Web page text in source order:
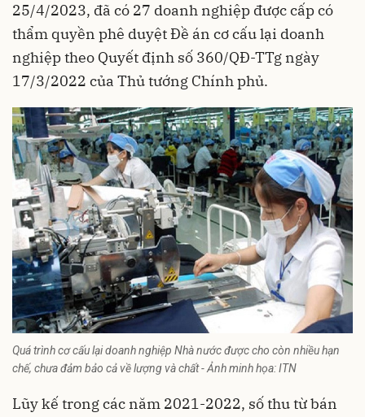
25/4/2023, đã có 27 doanh nghiệp được cấp có
thẩm quyền phê duyệt Đề án cơ cấu lại doanh
nghiệp theo Quyết định số 360/QĐ-TTg ngày
17/3/2022 của Thủ tướng Chính phủ.
Quá trình cơ cấu lại doanh nghiệp Nhà nước được cho còn nhiều hạn
chế, chưa đảm bảo cả về lượng và chất - Ảnh minh họa: ITN
Lũy kế trong các năm 2021-2022, số thu từ bán